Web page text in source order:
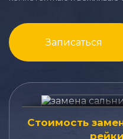
Записаться
Стоимость